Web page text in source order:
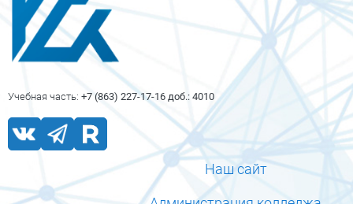
Учебная часть: +7 (863) 227-17-16 доб.: 4010
Наш сайт